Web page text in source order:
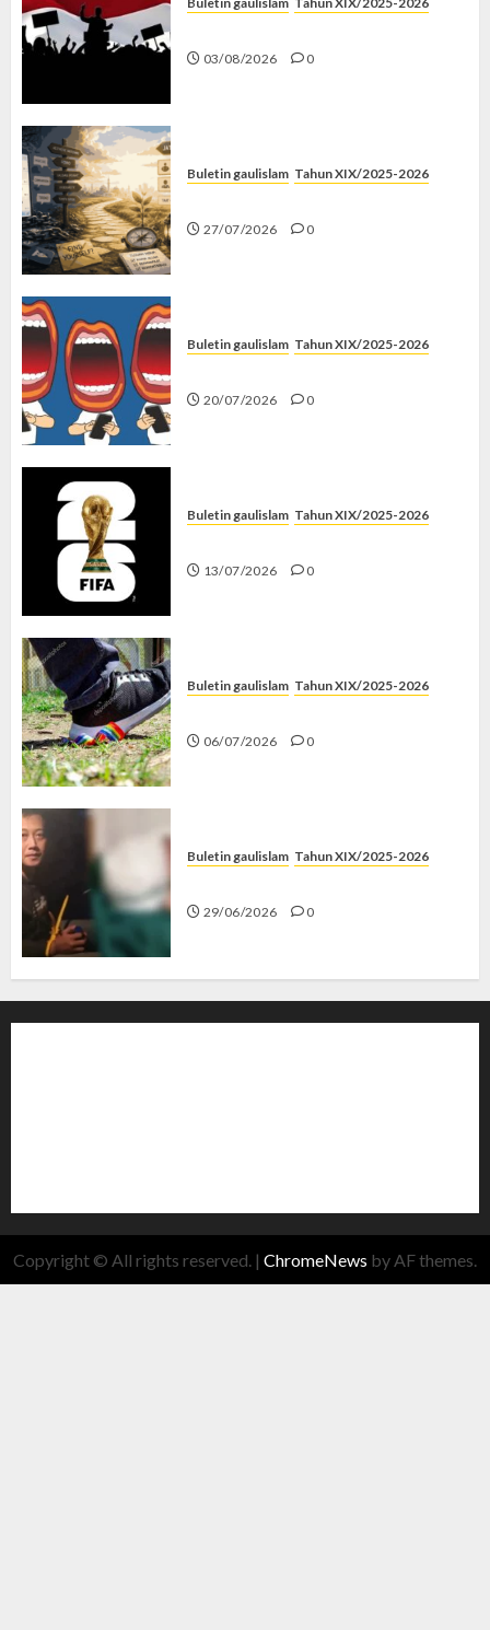
03/08/2026 0
Buletin gaulislam Tahun XIX/2025-2026
27/07/2026 0
Buletin gaulislam Tahun XIX/2025-2026
20/07/2026 0
Buletin gaulislam Tahun XIX/2025-2026
13/07/2026 0
Buletin gaulislam Tahun XIX/2025-2026
06/07/2026 0
Buletin gaulislam Tahun XIX/2025-2026
29/06/2026 0
Copyright © All rights reserved. | ChromeNews by AF themes.